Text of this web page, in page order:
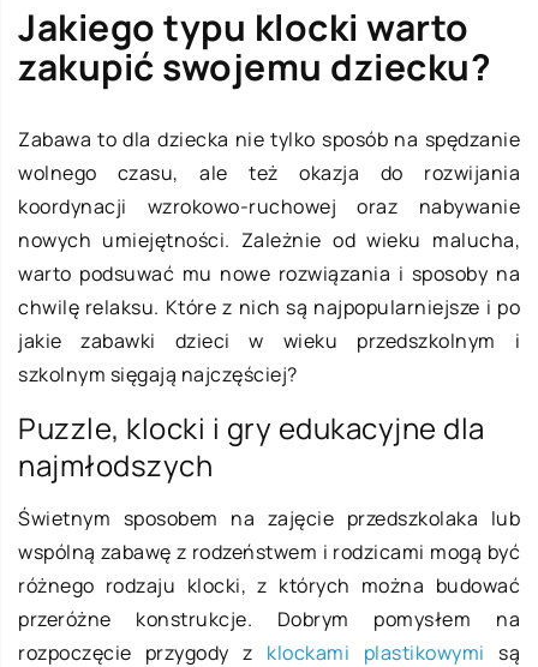
Jakiego typu klocki warto
zakupić swojemu dziecku?
Zabawa to dla dziecka nie tylko sposób na spędzanie
wolnego czasu, ale też okazja do rozwijania
koordynacji wzrokowo-ruchowej oraz nabywanie
nowych umiejętności. Zależnie od wieku malucha,
warto podsuwać mu nowe rozwiązania i sposoby na
chwilę relaksu. Które z nich są najpopularniejsze i po
jakie zabawki dzieci w wieku przedszkolnym i
szkolnym sięgają najczęściej?
Puzzle, klocki i gry edukacyjne dla
najmłodszych
Świetnym sposobem na zajęcie przedszkolaka lub
wspólną zabawę z rodzeństwem i rodzicami mogą być
różnego rodzaju klocki, z których można budować
przeróżne konstrukcje. Dobrym pomysłem na
rozpoczęcie przygody z klockami plastikowymi są